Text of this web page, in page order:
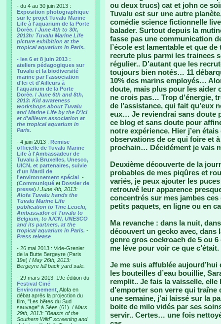
- du 4 au 30 juin 2013 :
Exposition photographique
sur le projet Tuvalu Marine
Life à l'aquarium de la Porte
Dorée. / June 4th to 30t,
2013h: Tuvalu Marine Life
picture exhibition at the
tropical aquarium in Paris.
- les 6 et 8 juin 2013 :
ateliers pédagogiques sur
Tuvalu et la biodiversité
marine par l'association
d'Ici et d'Ailleurs à
l'aquarium de la Porte
Dorée. / June 6th and 8th,
2013: Kid awareness
workshops about Tuvalu
and Marine Life by the D'Ici
et d'ailleurs association at
the tropical aquarium in
Paris.
- 4 juin 2013 : Remise
officielle de Tuvalu Marine
Life à l'Ambassadeur de
Tuvalu à Bruxelles, Unesco,
UICN, et partenaires, suivie
d'un Mardi de
l'environnement spécial . -
(Communiqué et Dossier de
presse) / June 4th, 2013:
Alofa Tuvalu hands the
Tuvalu Marine Life
publication to Tine Leuelu,
Ambassador of Tuvalu to
Belgium, to IUCN, UNESCO
and its partners, at the
tropical aquarium in Paris. -
Press release
- 26 mai 2013 : Vide-Grenier
de la Butte Bergeyre (Paris
19e) / May 26th, 2013:
Bergeyre hill back yard sale.
- 29 mars 2013: 19e édition du
Festival Ciné
Environnement , Alofa en
débat après la projection du
film, "Les bêtes du Sud
sauvage" à Sées (61). / Mars
29th, 2013: "Beasts of the
Southern Wild" screening and
ou deux trucs) cat et john ce
Tuvalu est sur une autre
comédie science fictionnelle
balader. Surtout depuis la
fasse pas une communication
l’école est lamentable et que
recrute plus parmi les trainees
régulier.. D’autant que les
toujours bien notés… 11
10% des marins employés…
doute, mais plus pour les aider
ne crois pas… Trop d’énergie,
de l’assistance, qui fait qu’eux
eux… Je reviendrai sans doute
ce blog et sans doute pour
notre expérience. Hier j’en
observations de ce qui foire et
prochain… Décidément je vais
Deuxième découverte de la
probables de mes piqûres et
variés, je peux ajouter les
retrouvé leur apparence
concentrés sur mes jambes
petits paquets, en ligne ou en
Ma revanche : dans la nuit,
découvert un gecko avec, dans
genre gros cockroach de 5 ou
me lève pour voir ce que c’était.
Je me suis affublée
les bouteilles d’eau bouillie,
remplit.. Je fais la vaisselle,
d’emporter son verre qui
une semaine, j’ai laissé sur la
boite de milo vidés par ses
servir.. Certes… une fois